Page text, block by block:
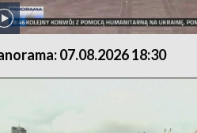
07.08.2026 18:30